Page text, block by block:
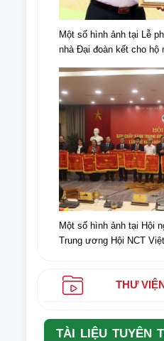
Một số hình ảnh tại Lễ
nhà Đại đoàn kết cho hộ
Biên Phủ (07/5/1954-07/5/
Một số hình ảnh tại Hội
Trung ương Hội NCT
THƯ
TÀI LIỆU TUYÊN
Thường vụ Trung ương